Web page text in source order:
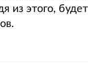
из этого,